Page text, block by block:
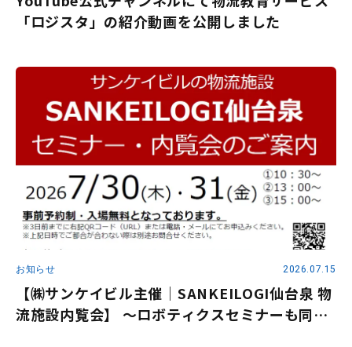
「ロジスタ」の紹介動画を公開しました
お知らせ 2026.07.15
【㈱サンケイビル主催｜SANKEILOGI仙台泉 物
流施設内覧会】 ～ロボティクスセミナーも同時